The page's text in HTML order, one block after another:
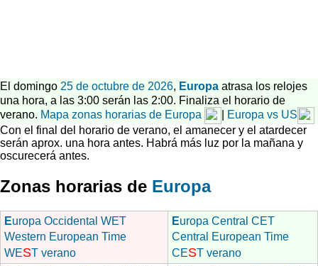
El domingo 25 de octubre de 2026, Europa atrasa los relojes
una hora, a las 3:00 serán las 2:00. Finaliza el horario de
verano. Mapa zonas horarias de Europa
Europa vs US
Con el final del horario de verano, el amanecer y el atardecer
serán aprox. una hora antes. Habrá más luz por la mañana y
oscurecerá antes.
Zonas horarias de Europa
Europa Occidental WET
Western European Time
WEST verano
Europa Central CET
Central European Time
CEST verano